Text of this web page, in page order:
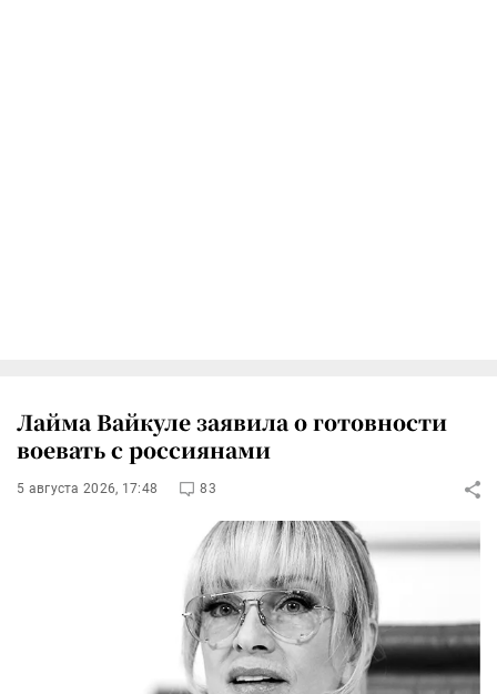
Лайма Вайкуле заявила о готовности
воевать с россиянами
5 августа 2026, 17:48 83